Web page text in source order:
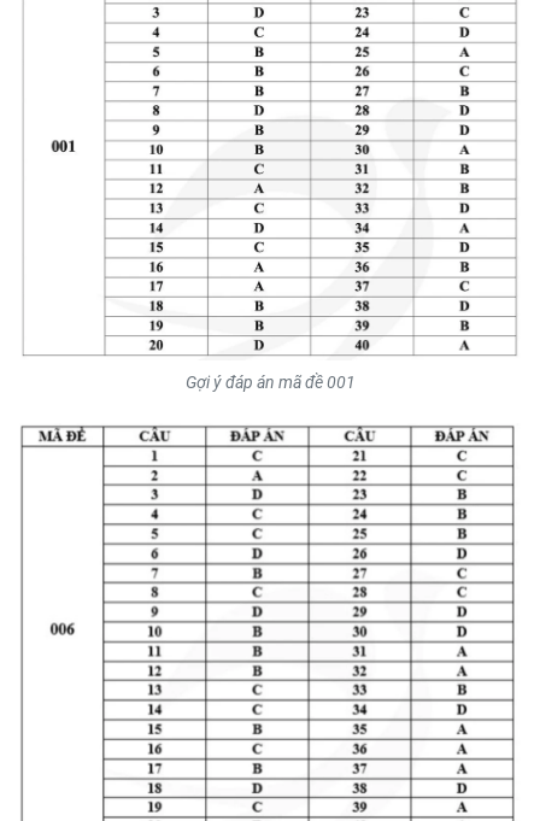
54 DÂN TỘC VIỆT NAM
CHƯƠNG TRÌNH OCOP - MỖI XÃ
MỘT SẢN PHẨM
MEDIA CENTER
Media Chính trị
Media Kinh tế
Media Văn hóa
Media Xã hội
Media Pháp luật
Media Du lịch
Media Thế giới
Media Thể thao
Gợi ý đáp án mã đề 001